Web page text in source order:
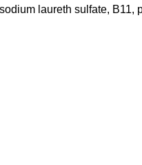
laureth sulfate, B11,